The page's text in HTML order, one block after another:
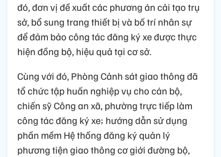
đó, đơn vị đề xuất các phương án cải tạo trụ
sở, bổ sung trang thiết bị và bố trí nhân sự
để đảm bảo công tác đăng ký xe được thực
hiện đồng bộ, hiệu quả tại cơ sở.
Cùng với đó, Phòng Cảnh sát giao thông đã
tổ chức tập huấn nghiệp vụ cho cán bộ,
chiến sỹ Công an xã, phường trực tiếp làm
công tác đăng ký xe; hướng dẫn sử dụng
phần mềm Hệ thống đăng ký quản lý
phương tiện giao thông cơ giới đường bộ,